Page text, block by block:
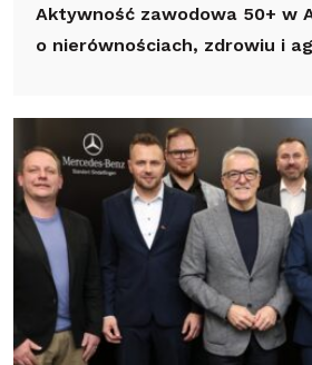
Aktywność zawodowa 50+ w
o nierównościach, zdrowiu i